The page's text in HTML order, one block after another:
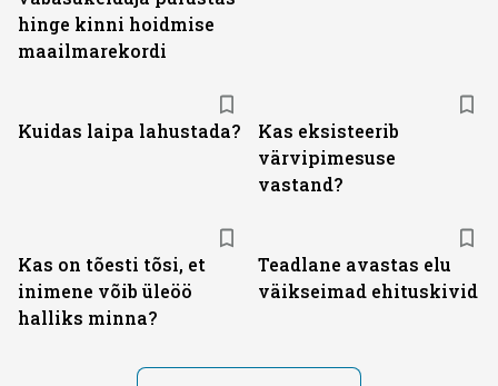
hinge kinni hoidmise
maailmarekordi
Kuidas laipa lahustada?
Kas eksisteerib
värvipimesuse
vastand?
Kas on tõesti tõsi, et
inimene võib üleöö
halliks minna?
Teadlane avastas elu
väikseimad ehituskivid